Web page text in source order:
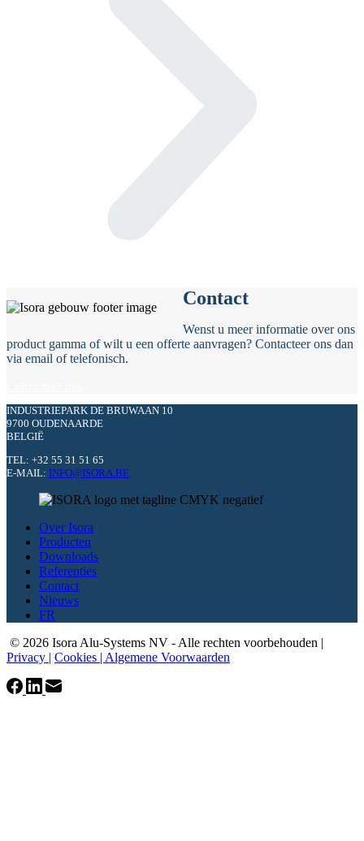
Contact
Wenst u meer informatie over ons
product gamma of wilt u een offerte aanvragen? Contacteer ons dan
via email of telefonisch.
INDUSTRIEPARK DE BRUWAAN 10
9700 OUDENAARDE
BELGIË
TEL: +32 55 31 51 65
E-MAIL: INFO@ISORA.BE
Over Isora
Producten
Downloads
Referenties
Contact
Nieuws
FR
© 2026 Isora Alu-Systems NV - Alle rechten voorbehouden |
Privacy | Cookies | Algemene Voorwaarden